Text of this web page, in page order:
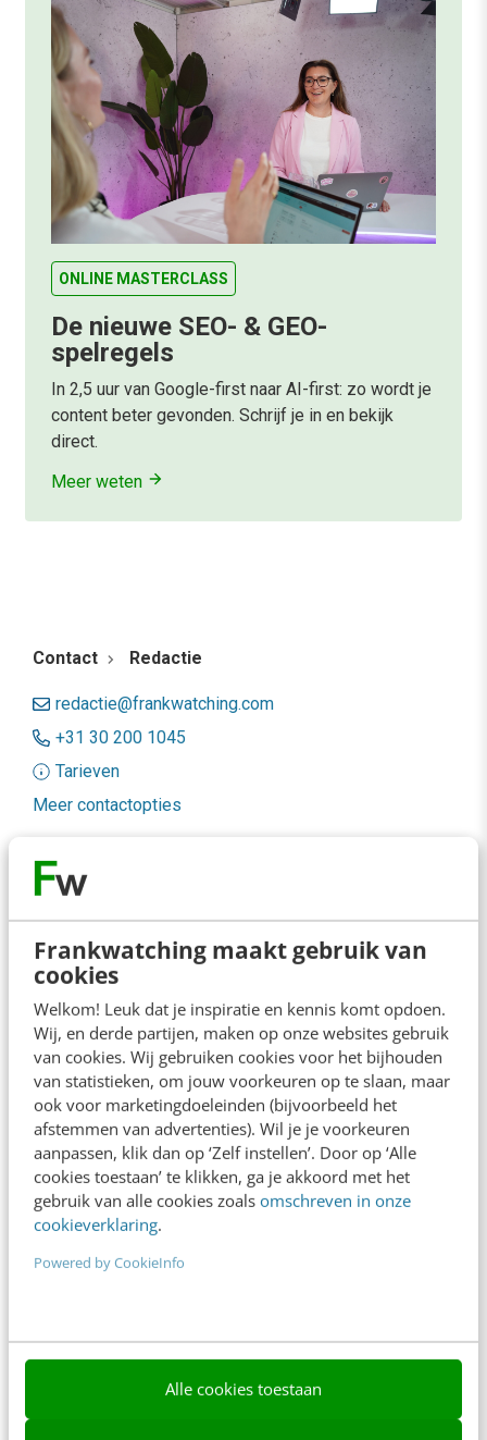
Frankwatching maakt gebruik van
cookies
Welkom! Leuk dat je inspiratie en kennis komt opdoen.
Wij, en derde partijen, maken op onze websites gebruik
van cookies. Wij gebruiken cookies voor het bijhouden
van statistieken, om jouw voorkeuren op te slaan, maar
ook voor marketingdoeleinden (bijvoorbeeld het
afstemmen van advertenties). Wil je je voorkeuren
aanpassen, klik dan op ‘Zelf instellen’. Door op ‘Alle
cookies toestaan’ te klikken, ga je akkoord met het
gebruik van alle cookies zoals omschreven in onze
cookieverklaring.
Powered by CookieInfo
Alle cookies toestaan
ONLINE MASTERCLASS
De nieuwe SEO- & GEO-
spelregels
In 2,5 uur van Google-first naar AI-first: zo wordt je
content beter gevonden. Schrijf je in en bekijk
direct.
Meer weten
Contact Redactie
redactie@frankwatching.com
+31 30 200 1045
Tarieven
Meer contactopties
Frankwatching
Adverteren
Contact
Nieuwsbrieven
Over ons
Ons team
Werken bij
Whitepapers
Blog
AI & Tech
Klantcontact & CX
Social